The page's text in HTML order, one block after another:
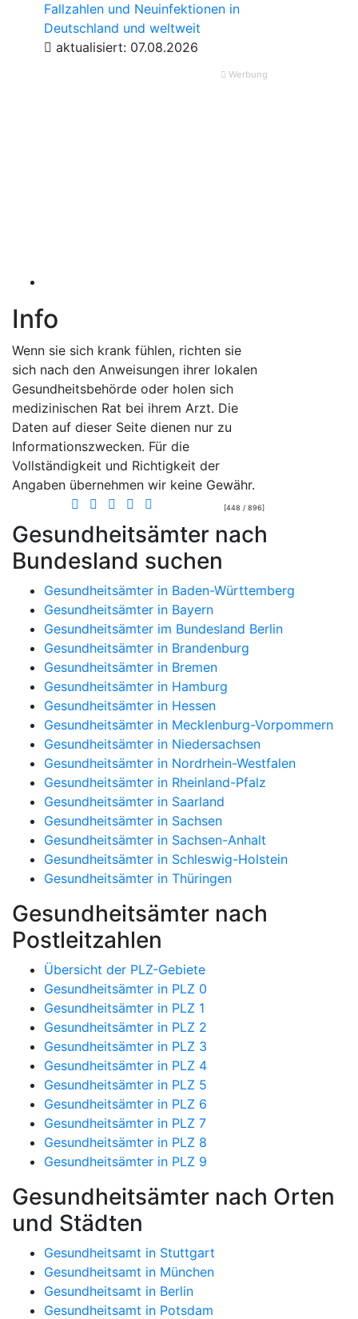
Fallzahlen und Neuinfektionen in
Deutschland und weltweit
aktualisiert: 07.08.2026
Werbung
Info
Wenn sie sich krank fühlen, richten sie
sich nach den Anweisungen ihrer lokalen
Gesundheitsbehörde oder holen sich
medizinischen Rat bei ihrem Arzt. Die
Daten auf dieser Seite dienen nur zu
Informationszwecken. Für die
Vollständigkeit und Richtigkeit der
Angaben übernehmen wir keine Gewähr.
[448 / 896]
Gesundheitsämter nach
Bundesland suchen
Gesundheitsämter in Baden-Württemberg
Gesundheitsämter in Bayern
Gesundheitsämter im Bundesland Berlin
Gesundheitsämter in Brandenburg
Gesundheitsämter in Bremen
Gesundheitsämter in Hamburg
Gesundheitsämter in Hessen
Gesundheitsämter in Mecklenburg-Vorpommern
Gesundheitsämter in Niedersachsen
Gesundheitsämter in Nordrhein-Westfalen
Gesundheitsämter in Rheinland-Pfalz
Gesundheitsämter in Saarland
Gesundheitsämter in Sachsen
Gesundheitsämter in Sachsen-Anhalt
Gesundheitsämter in Schleswig-Holstein
Gesundheitsämter in Thüringen
Gesundheitsämter nach
Postleitzahlen
Übersicht der PLZ-Gebiete
Gesundheitsämter in PLZ 0
Gesundheitsämter in PLZ 1
Gesundheitsämter in PLZ 2
Gesundheitsämter in PLZ 3
Gesundheitsämter in PLZ 4
Gesundheitsämter in PLZ 5
Gesundheitsämter in PLZ 6
Gesundheitsämter in PLZ 7
Gesundheitsämter in PLZ 8
Gesundheitsämter in PLZ 9
Gesundheitsämter nach Orten
und Städten
Gesundheitsamt in Stuttgart
Gesundheitsamt in München
Gesundheitsamt in Berlin
Gesundheitsamt in Potsdam